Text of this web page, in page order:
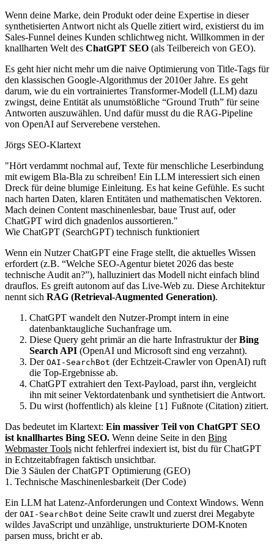
Wenn deine Marke, dein Produkt oder deine Expertise in dieser
synthetisierten Antwort nicht als Quelle zitiert wird, existierst du im
Sales-Funnel deines Kunden schlichtweg nicht. Willkommen in der
knallharten Welt des ChatGPT SEO (als Teilbereich von GEO).
Es geht hier nicht mehr um die naive Optimierung von Title-Tags für
den klassischen Google-Algorithmus der 2010er Jahre. Es geht
darum, wie du ein vortrainiertes Transformer-Modell (LLM) dazu
zwingst, deine Entität als unumstößliche “Ground Truth” für seine
Antworten auszuwählen. Und dafür musst du die RAG-Pipeline
von OpenAI auf Serverebene verstehen.
Jörgs SEO-Klartext
"Hört verdammt nochmal auf, Texte für menschliche Leserbindung
mit ewigem Bla-Bla zu schreiben! Ein LLM interessiert sich einen
Dreck für deine blumige Einleitung. Es hat keine Gefühle. Es sucht
nach harten Daten, klaren Entitäten und mathematischen Vektoren.
Mach deinen Content maschinenlesbar, baue Trust auf, oder
ChatGPT wird dich gnadenlos aussortieren."
Wie ChatGPT (SearchGPT) technisch funktioniert
Wenn ein Nutzer ChatGPT eine Frage stellt, die aktuelles Wissen
erfordert (z.B. “Welche SEO-Agentur bietet 2026 das beste
technische Audit an?”), halluziniert das Modell nicht einfach blind
drauflos. Es greift autonom auf das Live-Web zu. Diese Architektur
nennt sich RAG (Retrieval-Augmented Generation).
ChatGPT wandelt den Nutzer-Prompt intern in eine
datenbanktaugliche Suchanfrage um.
Diese Query geht primär an die harte Infrastruktur derBing
Search API (OpenAI und Microsoft sind eng verzahnt).
Der OAI-SearchBot (der Echtzeit-Crawler von OpenAI) ruft
die Top-Ergebnisse ab.
ChatGPT extrahiert den Text-Payload, parst ihn, vergleicht
ihn mit seiner Vektordatenbank und synthetisiert die Antwort.
Du wirst (hoffentlich) als kleine [1] Fußnote (Citation) zitiert.
Das bedeutet im Klartext: Ein massiver Teil von ChatGPT SEO
ist knallhartes Bing SEO. Wenn deine Seite in den Bing
Webmaster Tools nicht fehlerfrei indexiert ist, bist du für ChatGPT
in Echtzeitabfragen faktisch unsichtbar.
Die 3 Säulen der ChatGPT Optimierung (GEO)
1. Technische Maschinenlesbarkeit (Der Code)
Ein LLM hat Latenz-Anforderungen und Context Windows. Wenn
der OAI-SearchBot deine Seite crawlt und zuerst drei Megabyte
wildes JavaScript und unzählige, unstrukturierte DOM-Knoten
parsen muss, bricht er ab.